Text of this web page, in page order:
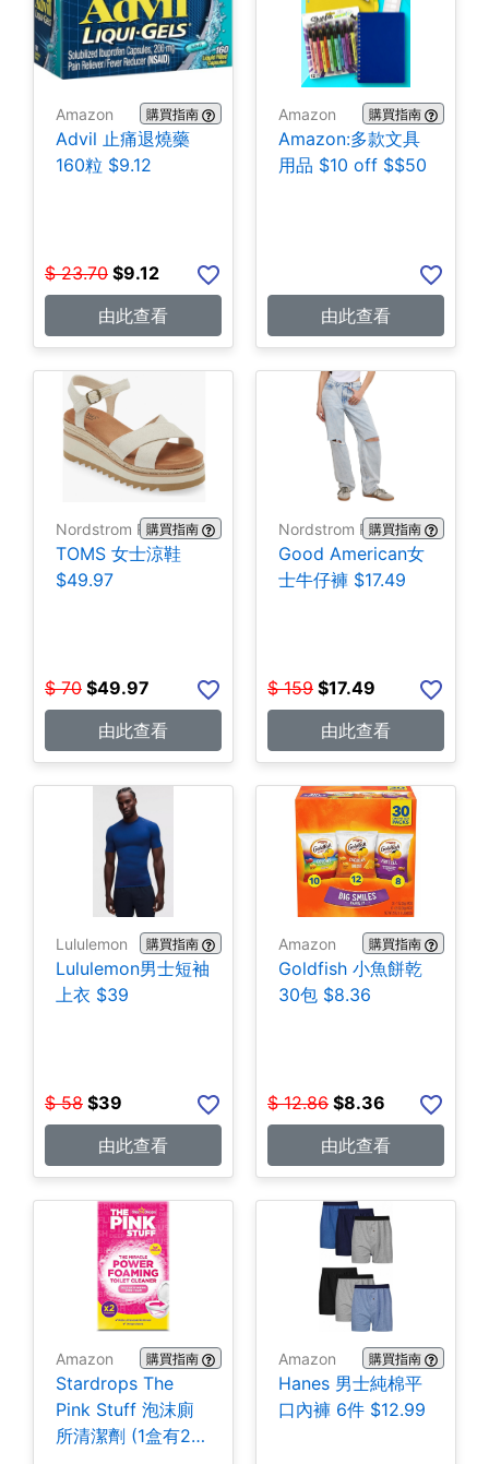
Amazon 購買指南
Advil 止痛退燒藥
160粒 $9.12
$ 23.70 $9.12
由此查看
Amazon 購買指南
Amazon:多款文具
用品 $10 off $$50
由此查看
Nordstrom Rack購買指南
TOMS 女士涼鞋
$49.97
$ 70 $49.97
由此查看
Nordstrom Rack購買指南
Good American女
士牛仔褲 $17.49
$ 159 $17.49
由此查看
Lululemon 購買指南
Lululemon男士短袖
上衣 $39
$ 58 $39
由此查看
Amazon 購買指南
Goldfish 小魚餅乾
30包 $8.36
$ 12.86 $8.36
由此查看
Amazon 購買指南
Stardrops The
Pink Stuff 泡沫廁
所清潔劑 (1盒有2
Amazon 購買指南
Hanes 男士純棉平
口內褲 6件 $12.99